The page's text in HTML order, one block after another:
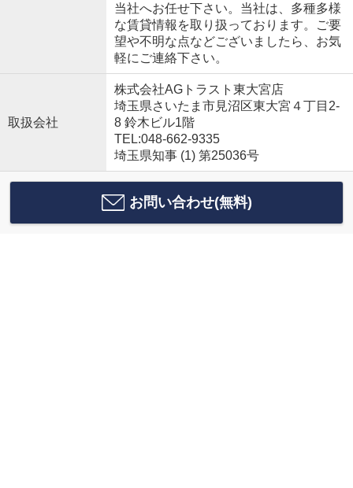
当社へお任せ下さい。当社は、多種多様
な賃貸情報を取り扱っております。ご要
望や不明な点などございましたら、お気
軽にご連絡下さい。
取扱会社
株式会社AGトラスト東大宮店
埼玉県さいたま市見沼区東大宮４丁目2-
8 鈴木ビル1階
TEL:048-662-9335
埼玉県知事 (1) 第25036号
お問い合わせ(無料)